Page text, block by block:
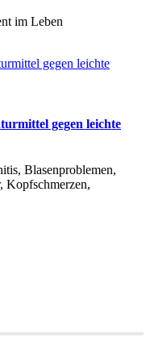
im Leben
gegen leichte
Blasenproblemen,
Kopfschmerzen,